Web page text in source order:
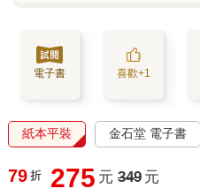
電子書 喜歡+1
紙本平裝 金石堂 電子書
79 折 275 元 349 元